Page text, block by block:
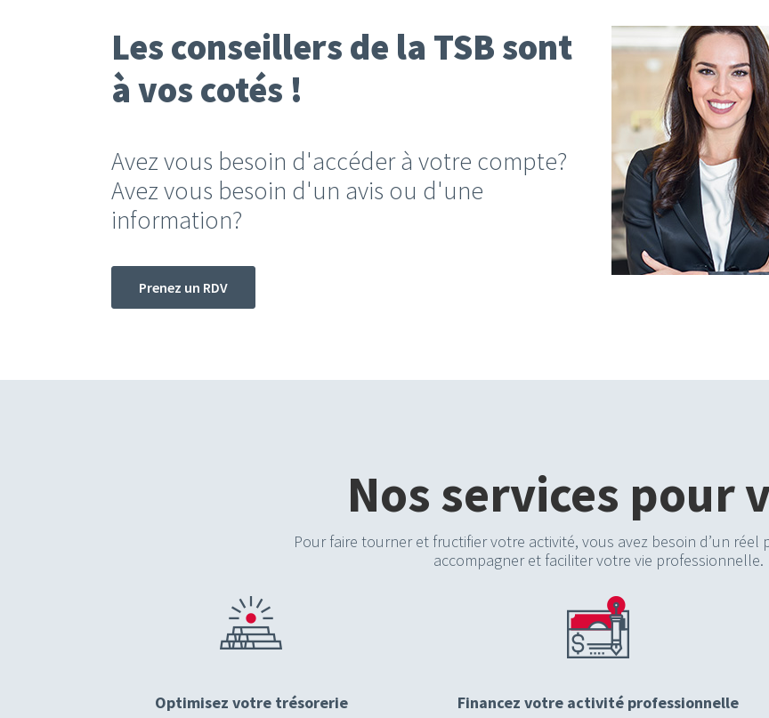
Les conseillers de la TSB sont
à vos cotés !
Avez vous besoin d'accéder à votre compte?
Avez vous besoin d'un avis ou d'une
information?
Prenez un RDV
Nos services pour
Pour faire tourner et fructifier votre activité, vous avez besoin d’un réel
accompagner et faciliter votre vie professionnelle.
Optimisez votre trésorerie Financez votre activité professionnelle